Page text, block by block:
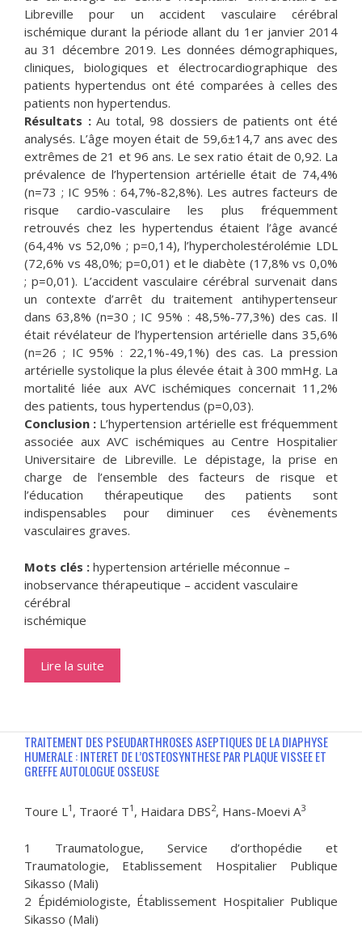
Libreville pour un accident vasculaire cérébral
ischémique durant la période allant du 1er janvier 2014
au 31 décembre 2019. Les données démographiques,
cliniques, biologiques et électrocardiographique des
patients hypertendus ont été comparées à celles des
patients non hypertendus.
Résultats :Au total, 98 dossiers de patients ont été
analysés. L’âge moyen était de 59,6±14,7 ans avec des
extrêmes de 21 et 96 ans. Le sex ratio était de 0,92. La
prévalence de l’hypertension artérielle était de 74,4%
(n=73 ; IC 95% : 64,7%-82,8%). Les autres facteurs de
risque cardio-vasculaire les plus fréquemment
retrouvés chez les hypertendus étaient l’âge avancé
(64,4% vs 52,0% ; p=0,14), l’hypercholestérolémie LDL
(72,6% vs 48,0%; p=0,01) et le diabète (17,8% vs 0,0%
; p=0,01). L’accident vasculaire cérébral survenait dans
un contexte d’arrêt du traitement antihypertenseur
dans 63,8% (n=30 ; IC 95% : 48,5%-77,3%) des cas. Il
était révélateur de l’hypertension artérielle dans 35,6%
(n=26 ; IC 95% : 22,1%-49,1%) des cas. La pression
artérielle systolique la plus élevée était à 300 mmHg. La
mortalité liée aux AVC ischémiques concernait 11,2%
des patients, tous hypertendus (p=0,03).
Conclusion : L’hypertension artérielle est fréquemment
associée aux AVC ischémiques au Centre Hospitalier
Universitaire de Libreville. Le dépistage, la prise en
charge de l’ensemble des facteurs de risque et
l’éducation thérapeutique des patients sont
indispensables pour diminuer ces évènements
vasculaires graves.
Mots clés : hypertension artérielle méconnue –
inobservance thérapeutique – accident vasculaire
cérébral
ischémique
Lire la suite
TRAITEMENT DES PSEUDARTHROSES ASEPTIQUES DE LA DIAPHYSE
HUMERALE : INTERET DE L’OSTEOSYNTHESE PAR PLAQUE VISSEE ET
GREFFE AUTOLOGUE OSSEUSE
Toure L1 , Traoré T1 , Haidara DBS2, Hans-Moevi A3
1 Traumatologue, Service d’orthopédie et
Traumatologie, Etablissement Hospitalier Publique
Sikasso (Mali)
2 Épidémiologiste, Établissement Hospitalier Publique
Sikasso (Mali)